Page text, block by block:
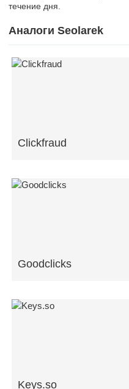
течение дня.
Аналоги Seolarek
Clickfraud
Goodclicks
Keys.so